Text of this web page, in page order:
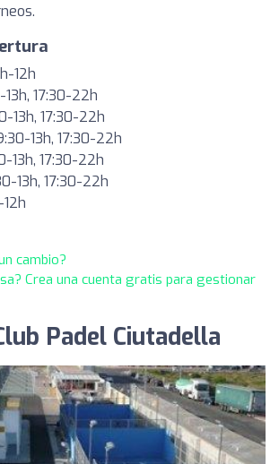
12h
17:30-22h
13h, 17:30-22h
13h, 17:30-22h
13h, 17:30-22h
13h, 17:30-22h
cambio?
Crea una cuenta gratis para gestionar
Padel Ciutadella